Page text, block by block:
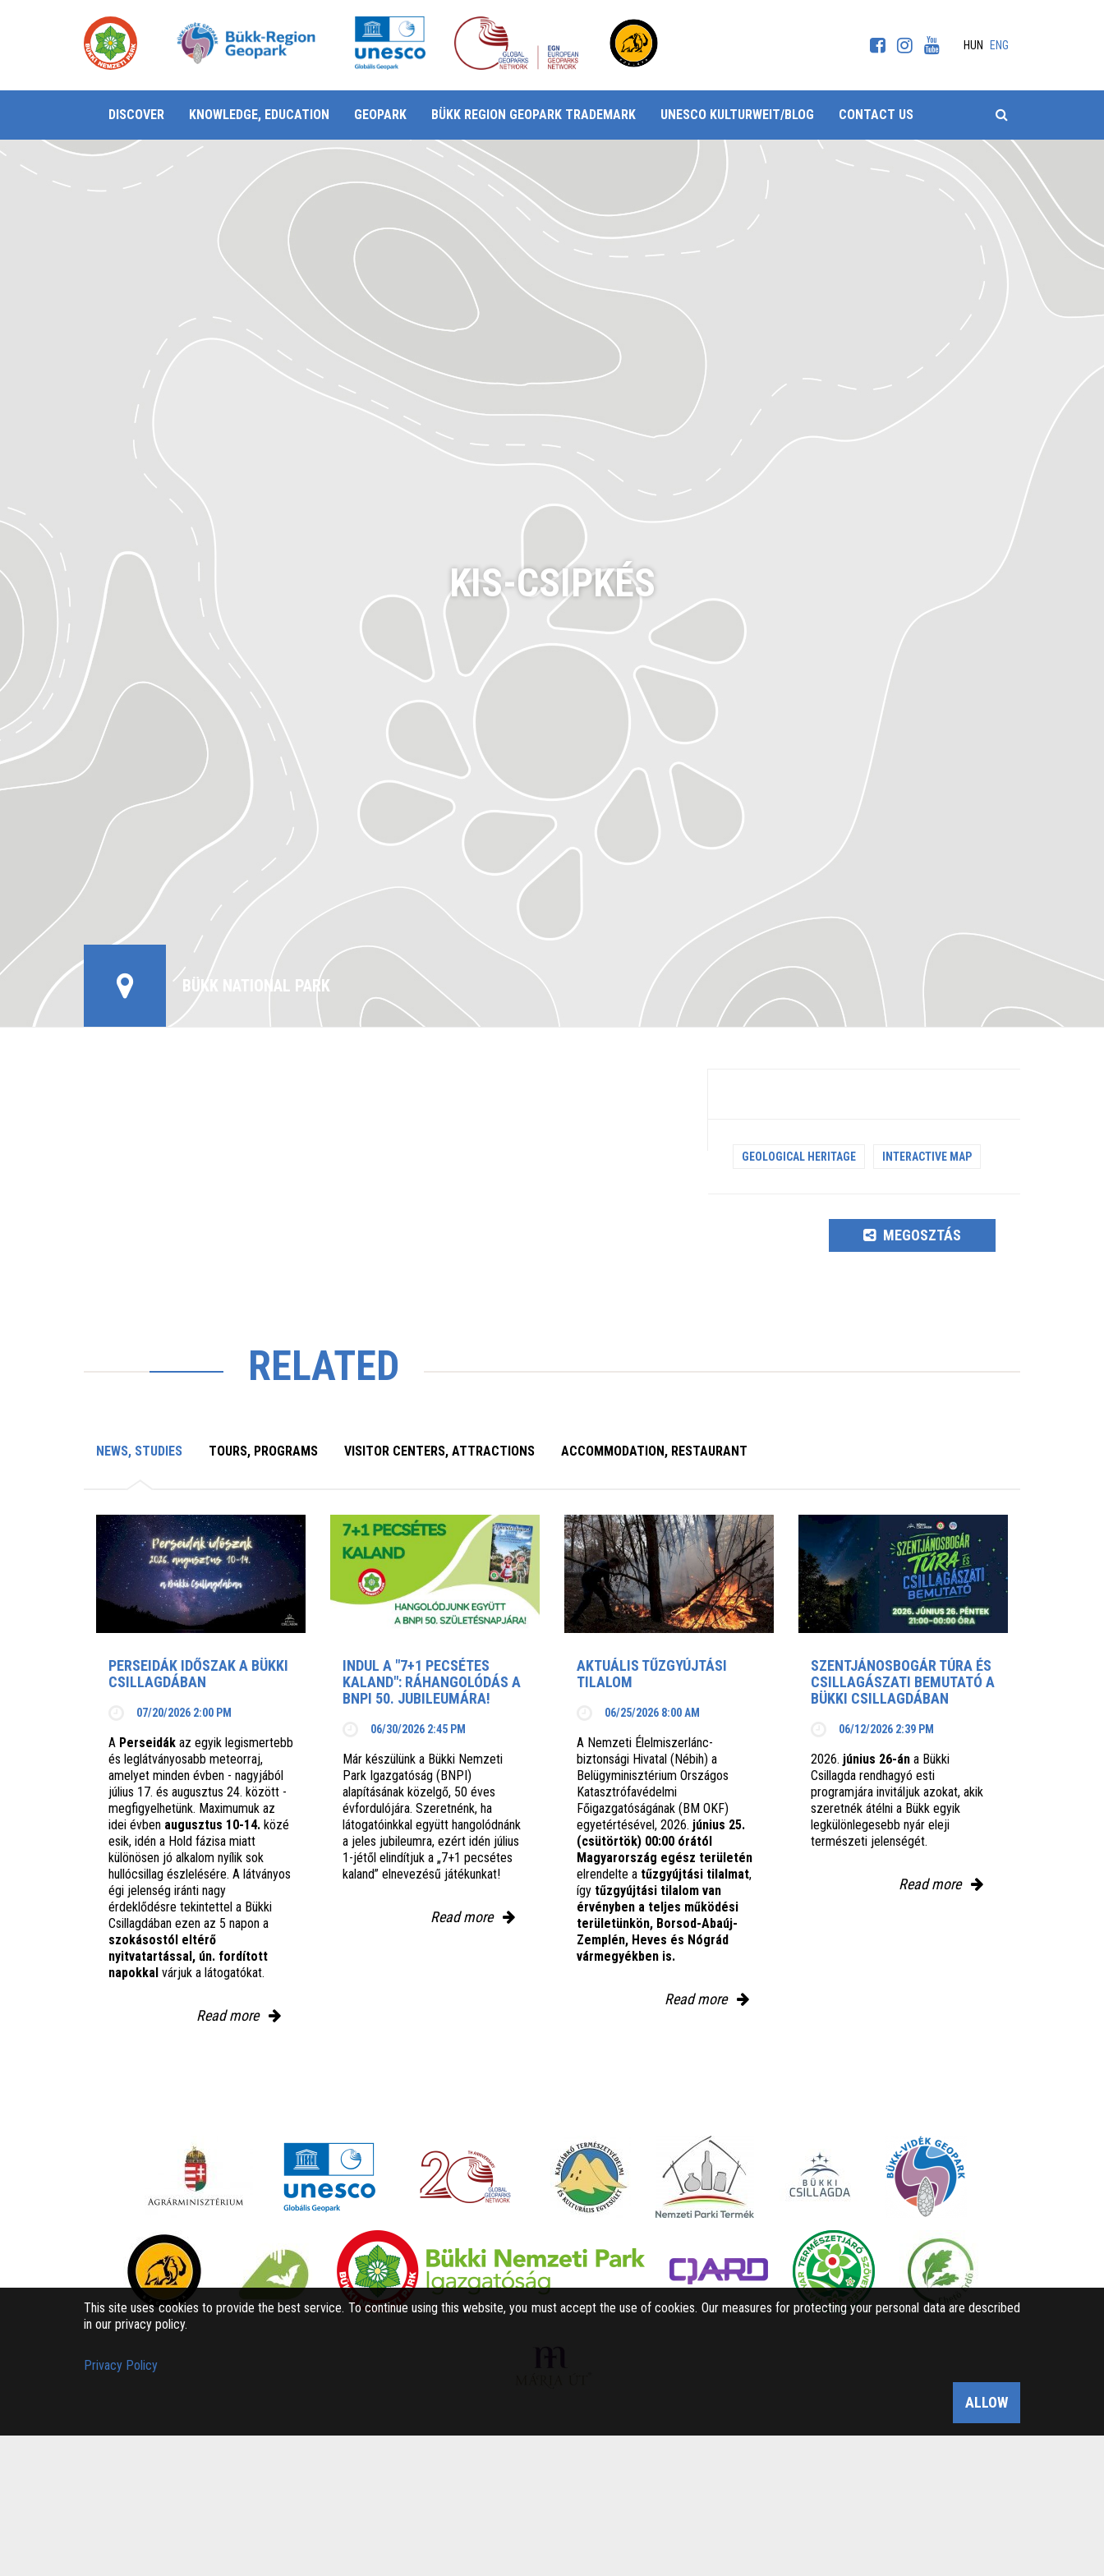
HUN ENG
DISCOVER KNOWLEDGE, EDUCATION GEOPARK BÜKK REGION GEOPARK TRADEMARK UNESCO KULTURWEIT/BLOG CONTACT US
KIS-CSIPKÉS
BÜKK NATIONAL PARK
GEOLOGICAL HERITAGE INTERACTIVE MAP
MEGOSZTÁS
RELATED
NEWS, STUDIES TOURS, PROGRAMS VISITOR CENTERS, ATTRACTIONS ACCOMMODATION, RESTAURANT
PERSEIDÁK IDŐSZAK A BÜKKI
CSILLAGDÁBAN
07/20/2026 2:00 PM
A Perseidák az egyik legismertebb
és leglátványosabb meteorraj,
amelyet minden évben - nagyjából
július 17. és augusztus 24. között -
megfigyelhetünk. Maximumuk az
idei évben augusztus 10-14. közé
esik, idén a Hold fázisa miatt
különösen jó alkalom nyílik sok
hullócsillag észlelésére. A látványos
égi jelenség iránti nagy
érdeklődésre tekintettel a Bükki
Csillagdában ezen az 5 napon a
szokásostól eltérő
nyitvatartással, ún. fordított
napokkal várjuk a látogatókat.
Read more
INDUL A "7+1 PECSÉTES
KALAND": RÁHANGOLÓDÁS A
BNPI 50. JUBILEUMÁRA!
06/30/2026 2:45 PM
Már készülünk a Bükki Nemzeti
Park Igazgatóság (BNPI)
alapításának közelgő, 50 éves
évfordulójára. Szeretnénk, ha
látogatóinkkal együtt hangolódnánk
a jeles jubileumra, ezért idén július
1-jétől elindítjuk a „7+1 pecsétes
kaland” elnevezésű játékunkat!
Read more
AKTUÁLIS TŰZGYÚJTÁSI
TILALOM
06/25/2026 8:00 AM
A Nemzeti Élelmiszerlánc-
biztonsági Hivatal (Nébih) a
Belügyminisztérium Országos
Katasztrófavédelmi
Főigazgatóságának (BM OKF)
egyetértésével, 2026. június 25.
(csütörtök) 00:00 órától
Magyarország egész területén
elrendelte a tűzgyújtási tilalmat,
így tűzgyújtási tilalom van
érvényben a teljes működési
területünkön, Borsod-Abaúj-
Zemplén, Heves és Nógrád
vármegyékben is.
Read more
SZENTJÁNOSBOGÁR TÚRA ÉS
CSILLAGÁSZATI BEMUTATÓ A
BÜKKI CSILLAGDÁBAN
06/12/2026 2:39 PM
2026. június 26-án a Bükki
Csillagda rendhagyó esti
programjára invitáljuk azokat, akik
szeretnék átélni a Bükk egyik
legkülönlegesebb nyár eleji
természeti jelenségét.
Read more
This site uses cookies to provide the best service. To continue using this website, you must accept the use of cookies. Our measures for protecting your personal data are described
in our privacy policy.
Privacy Policy
ALLOW